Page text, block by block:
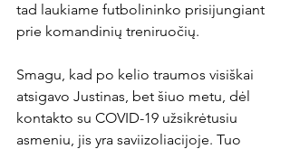
tad laukiame futbolininko prisijungiant
prie komandinių treniruočių.
Smagu, kad po kelio traumos visiškai
atsigavo Justinas, bet šiuo metu, dėl
kontakto su COVID-19 užsikrėtusiu
asmeniu, jis yra saviizoliacijoje. Tuo